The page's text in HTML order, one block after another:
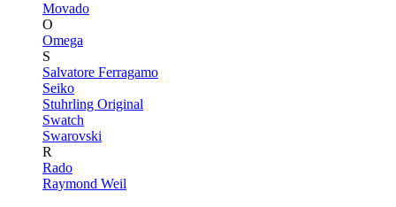
Movado
O
Omega
S
Salvatore Ferragamo
Seiko
Stuhrling Original
Swatch
Swarovski
R
Rado
Raymond Weil